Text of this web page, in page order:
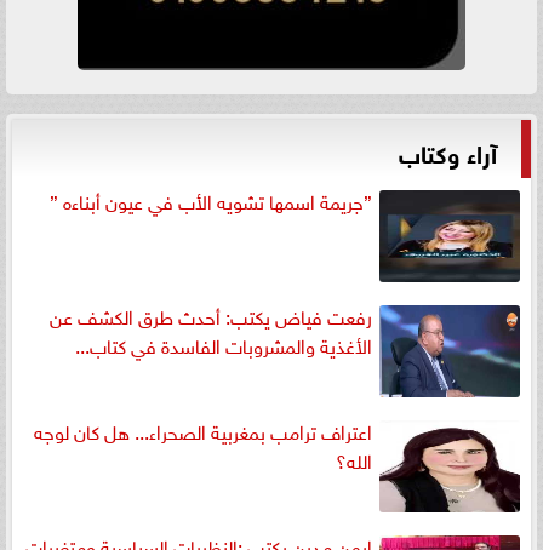
آراء وكتاب
”جريمة اسمها تشويه الأب في عيون أبناءه ”
رفعت فياض يكتب: أحدث طرق الكشف عن
الأغذية والمشروبات الفاسدة في كتاب...
اعتراف ترامب بمغربية الصحراء... هل كان لوجه
الله؟